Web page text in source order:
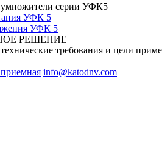
серии УФК5
УФК 5
УФК 5
РЕШЕНИЕ
требования и цели
приемная info@katodnv.com